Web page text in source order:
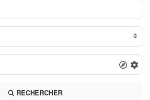
RECHERCHER